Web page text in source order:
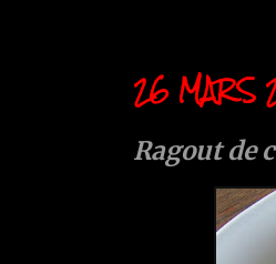
26 MARS
Ragout de